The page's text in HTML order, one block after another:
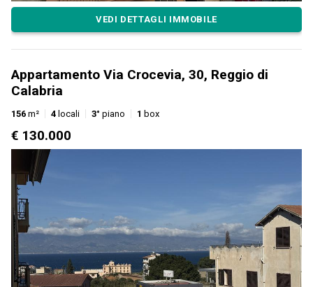
VEDI DETTAGLI IMMOBILE
Appartamento Via Crocevia, 30, Reggio di
Calabria
156 m² 4 locali 3° piano 1 box
€ 130.000